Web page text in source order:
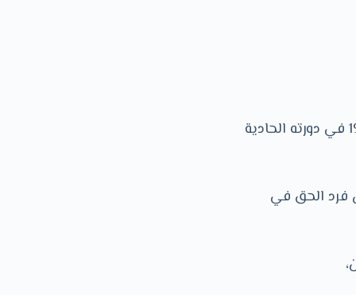
المنعقد في باريس من 14 تشرين الثاني/ نوفمبر إلى 15 كانون الأول/ ديسمبر 1960 في دورته الحادية
فرد الحق في